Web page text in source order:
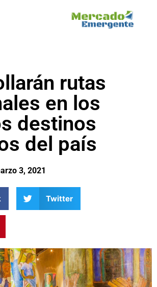
rutas
en los
destinos
del país
3, 2021
Twitter